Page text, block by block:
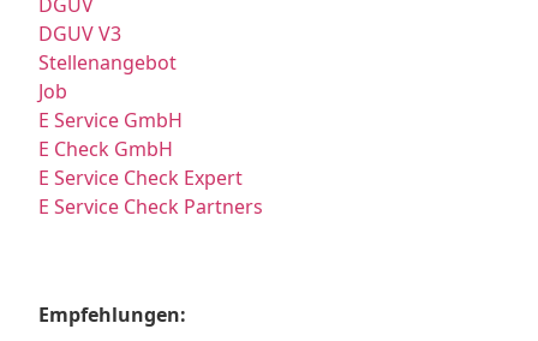
DGUV V3
Stellenangebot
Job
E Service GmbH
E Check GmbH
E Service Check Expert
E Service Check Partners
Empfehlungen: